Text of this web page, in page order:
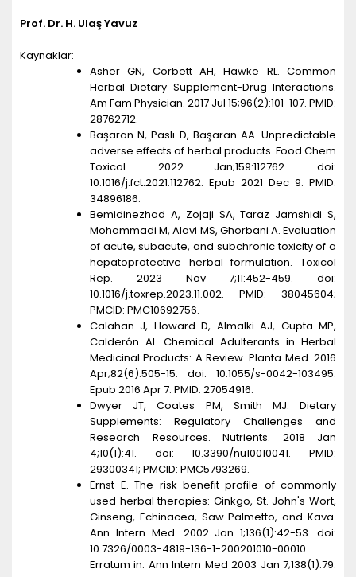
Prof. Dr. H. Ulaş Yavuz
Kaynaklar:
Asher GN, Corbett AH, Hawke RL. Common
Herbal Dietary Supplement-Drug Interactions.
Am Fam Physician. 2017 Jul 15;96(2):101-107. PMID:
28762712.
Başaran N, Paslı D, Başaran AA. Unpredictable
adverse effects of herbal products. Food Chem
Toxicol. 2022 Jan;159:112762. doi:
10.1016/j.fct.2021.112762. Epub 2021 Dec 9. PMID:
34896186.
Bemidinezhad A, Zojaji SA, Taraz Jamshidi S,
Mohammadi M, Alavi MS, Ghorbani A. Evaluation
of acute, subacute, and subchronic toxicity of a
hepatoprotective herbal formulation. Toxicol
Rep. 2023 Nov 7;11:452-459. doi:
10.1016/j.toxrep.2023.11.002. PMID: 38045604;
PMCID: PMC10692756.
Calahan J, Howard D, Almalki AJ, Gupta MP,
Calderón AI. Chemical Adulterants in Herbal
Medicinal Products: A Review. Planta Med. 2016
Apr;82(6):505-15. doi: 10.1055/s-0042-103495.
Epub 2016 Apr 7. PMID: 27054916.
Dwyer JT, Coates PM, Smith MJ. Dietary
Supplements: Regulatory Challenges and
Research Resources. Nutrients. 2018 Jan
4;10(1):41. doi: 10.3390/nu10010041. PMID:
29300341; PMCID: PMC5793269.
Ernst E. The risk-benefit profile of commonly
used herbal therapies: Ginkgo, St. John's Wort,
Ginseng, Echinacea, Saw Palmetto, and Kava.
Ann Intern Med. 2002 Jan 1;136(1):42-53. doi:
10.7326/0003-4819-136-1-200201010-00010.
Erratum in: Ann Intern Med 2003 Jan 7;138(1):79.